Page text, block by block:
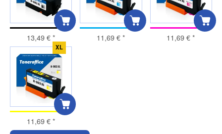
13,49 €* 11,69 €* 11,69 €*
XL
11,69 €*